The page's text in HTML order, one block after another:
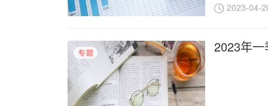
2023-04-
2023年